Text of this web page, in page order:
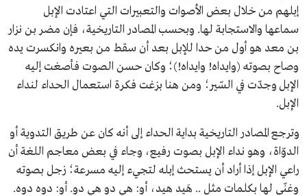
إبلهم من خلال بعض الأصوات والتعبيرات التي اعتادت الإبل
سماعها والاستجابة لها. وبحسب المصادر التاريخية، فإن مضر بن نزار
بن معد هو أول من حدا للإبل بعد أن سقط من بعيره وانكسرت يده
وصاح بصوته (وايداه! وايداه!)؛ وكان حسن الصوت فأصغت إليه
الإبل وجدّت في السّير؛ ومن هنا بزغت فكرة استعمال الحداء لنداء
الإبل.
وترجع المصادر التاريخية بداية الحداء إلى أنه كان عن طريق التدوية أو
الدوّاة، وهو نداء الإبل بصوت رفيع، وجاء في بعض معاجم اللغة أن
راعي الإبل إذا أراد أن يستحث إبله لتجيء إليه مسرعة؛ زجل بصوته
وغنّى لها بكلمات مثل .. هَيد هيد، أو: هي دو هي دو. أو: دوه دوه.